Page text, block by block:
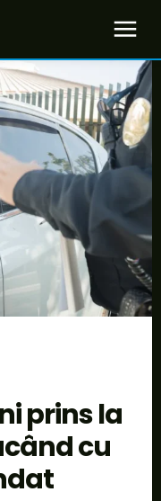
prins la
cu